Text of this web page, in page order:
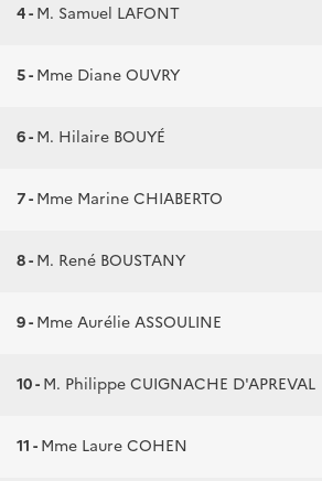
4 -M. Samuel LAFONT
5 -Mme Diane OUVRY
6 -M. Hilaire BOUYÉ
7 -Mme Marine CHIABERTO
8 -M. René BOUSTANY
9 -Mme Aurélie ASSOULINE
10 -M. Philippe CUIGNACHE D'APREVAL
11 -Mme Laure COHEN